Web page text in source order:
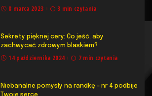
8 marca 2023 3 min czytania
Sekrety pięknej cery: Co jeść, aby
zachwycać zdrowym blaskiem?
14 października 2024 7 min czytania
Niebanalne pomysły na randkę – nr 4 podbije